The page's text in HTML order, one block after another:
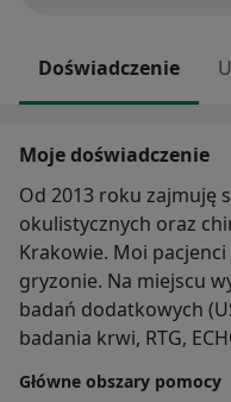
Doświadczenie
Moje doświadczenie
Od 2013 roku zajmuję
okulistycznych oraz
Krakowie. Moi pacjenci to
gryzonie. Na miejscu
badań dodatkowych
badania krwi, RTG,
Główne obszary pomocy